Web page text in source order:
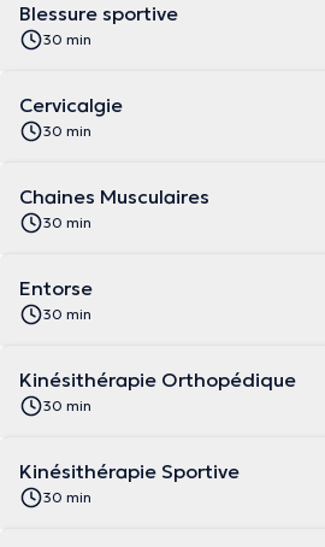
Blessure sportive
30 min
Cervicalgie
30 min
Chaines Musculaires
30 min
Entorse
30 min
Kinésithérapie Orthopédique
30 min
Kinésithérapie Sportive
30 min